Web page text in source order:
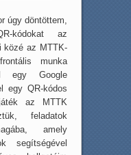
úgy döntöttem,
kódokat az
közé az MTTK-
munka
egy Google
egy QR-kódos
az MTTK
feladatok
amely
segítségével